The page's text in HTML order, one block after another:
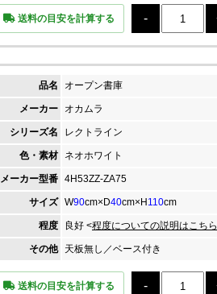
送料の目安を計算する
品名 オープン書庫
メーカー オカムラ
シリーズ名 レクトライン
色・素材 ネオホワイト
メーカー型番 4H53ZZ-ZA75
サイズ W90cm×D40cm×H 110cm
程度 良好 <程度についての説明はこちら
その他 天板無し／ベース付き
送料の目安を計算する